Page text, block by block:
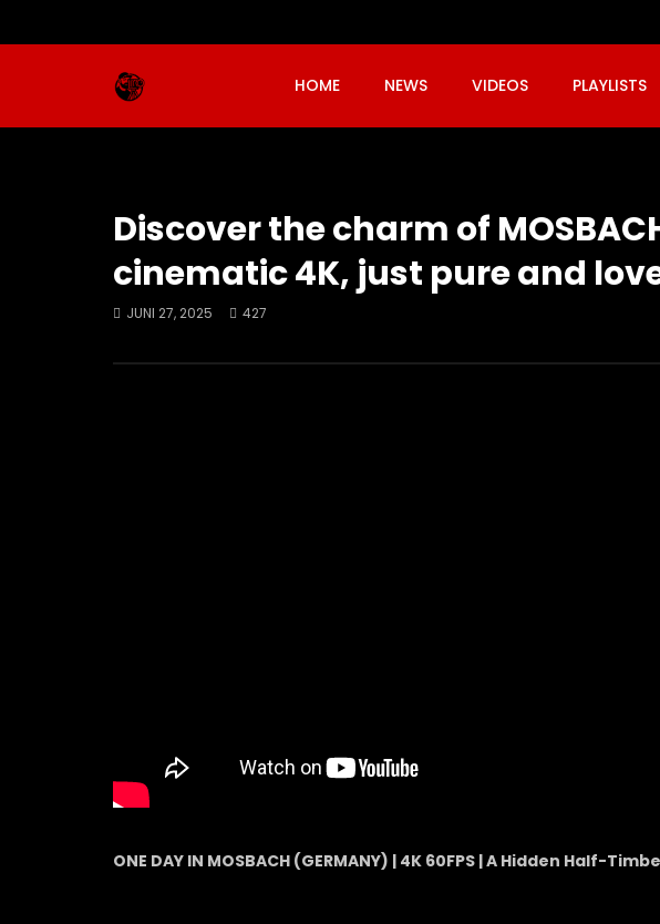
HOME NEWS VIDEOS PLAYLISTS
Discover the charm of
cinematic 4K, just pure and
JUNI 27, 2025 427
ONE DAY IN MOSBACH (GERMANY) | 4K 60FPS | A Hidden Half-